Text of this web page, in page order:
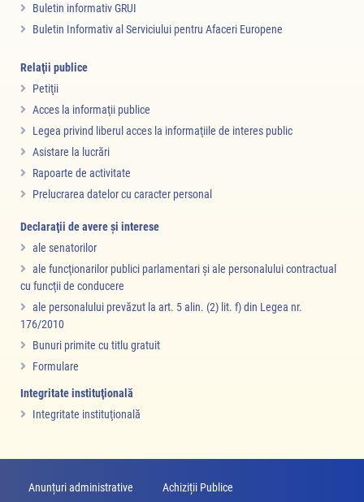
Buletin informativ GRUI
Buletin Informativ al Serviciului pentru Afaceri Europene
Relaţii publice
Petiţii
Acces la informaţii publice
Legea privind liberul acces la informaţiile de interes public
Asistare la lucrări
Rapoarte de activitate
Prelucrarea datelor cu caracter personal
Declaraţii de avere şi interese
ale senatorilor
ale funcţionarilor publici parlamentari şi ale personalului contractual
cu funcţii de conducere
ale personalului prevăzut la art. 5 alin. (2) lit. f) din Legea nr.
176/2010
Bunuri primite cu titlu gratuit
Formulare
Integritate instituţională
Integritate instituţională
Anunțuri administrative Achiziții Publice